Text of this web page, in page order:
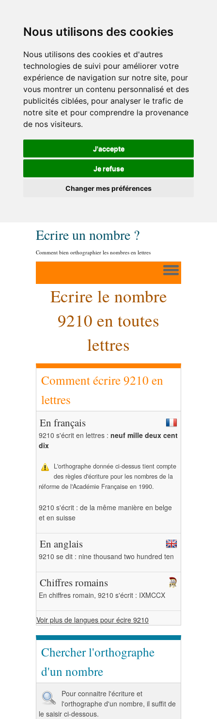
Nous utilisons des cookies
Nous utilisons des cookies et d'autres
technologies de suivi pour améliorer votre
expérience de navigation sur notre site, pour
vous montrer un contenu personnalisé et des
publicités ciblées, pour analyser le trafic de
notre site et pour comprendre la provenance
de nos visiteurs.
J'accepte
Je refuse
Changer mes préférences
Ecrire un nombre ?
Comment bien orthographier les nombres en lettres
Ecrire le nombre
9210 en toutes
lettres
Comment écrire 9210 en
lettres
En français
9210 s'écrit en lettres : neuf mille deux cent
dix
L'orthographe donnée ci-dessus tient compte
des règles d'écriture pour les nombres de la
réforme de l'Académie Française en 1990.
9210 s'écrit : de la même manière en belge
et en suisse
En anglais
9210 se dit : nine thousand two hundred ten
Chiffres romains
En chiffres romain, 9210 s'écrit : IXMCCX
Voir plus de langues pour écire 9210
Chercher l'orthographe
d'un nombre
Pour connaitre l'écriture et
l'orthographe d'un nombre, il suffit de
le saisir ci-dessous.